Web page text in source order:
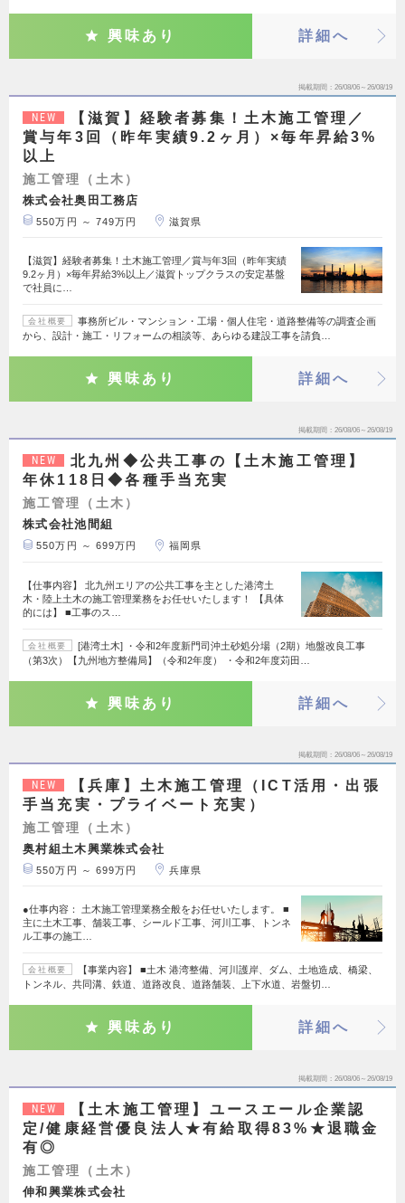
興味あり 詳細へ
掲載期間 26/08/06～26/08/19
NEW
【滋賀】経験者募集！土木施工管理／
賞与年3回（昨年実績9.2ヶ月）×毎年昇給3%
以上
施工管理（土木）
株式会社奥田工務店
550万円 ～ 749万円 滋賀県
【滋賀】経験者募集！土木施工管理／賞与年3回（昨年実績
9.2ヶ月）×毎年昇給3%以上／滋賀トップクラスの安定基盤
で社員に…
会社概要
事務所ビル・マンション・工場・個人住宅・道路整備等の調査企画
から、設計・施工・リフォームの相談等、あらゆる建設工事を請負…
興味あり 詳細へ
掲載期間 26/08/06～26/08/19
NEW
北九州◆公共工事の【土木施工管理】
年休118日◆各種手当充実
施工管理（土木）
株式会社池間組
550万円 ～ 699万円 福岡県
【仕事内容】 北九州エリアの公共工事を主とした港湾土
木・陸上土木の施工管理業務をお任せいたします！ 【具体
的には】 ■工事のス…
会社概要
[港湾土木] ・令和2年度新門司沖土砂処分場（2期）地盤改良工事
（第3次）【九州地方整備局】（令和2年度） ・令和2年度苅田…
興味あり 詳細へ
掲載期間 26/08/06～26/08/19
NEW
【兵庫】土木施工管理（ICT活用・出張
手当充実・プライベート充実）
施工管理（土木）
奥村組土木興業株式会社
550万円 ～ 699万円 兵庫県
●仕事内容： 土木施工管理業務全般をお任せいたします。 ■
主に土木工事、舗装工事、シールド工事、河川工事、トンネ
ル工事の施工…
会社概要
【事業内容】 ■土木 港湾整備、河川護岸、ダム、土地造成、橋梁、
トンネル、共同溝、鉄道、道路改良、道路舗装、上下水道、岩盤切…
興味あり 詳細へ
掲載期間 26/08/06～26/08/19
NEW
【土木施工管理】ユースエール企業認
定/健康経営優良法人★有給取得83%★退職金
有◎
施工管理（土木）
伸和興業株式会社